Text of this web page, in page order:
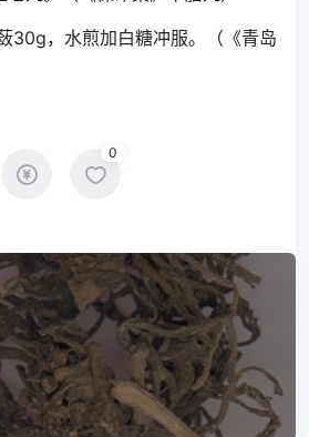
30g，水煎加白糖冲服。（《青岛
0